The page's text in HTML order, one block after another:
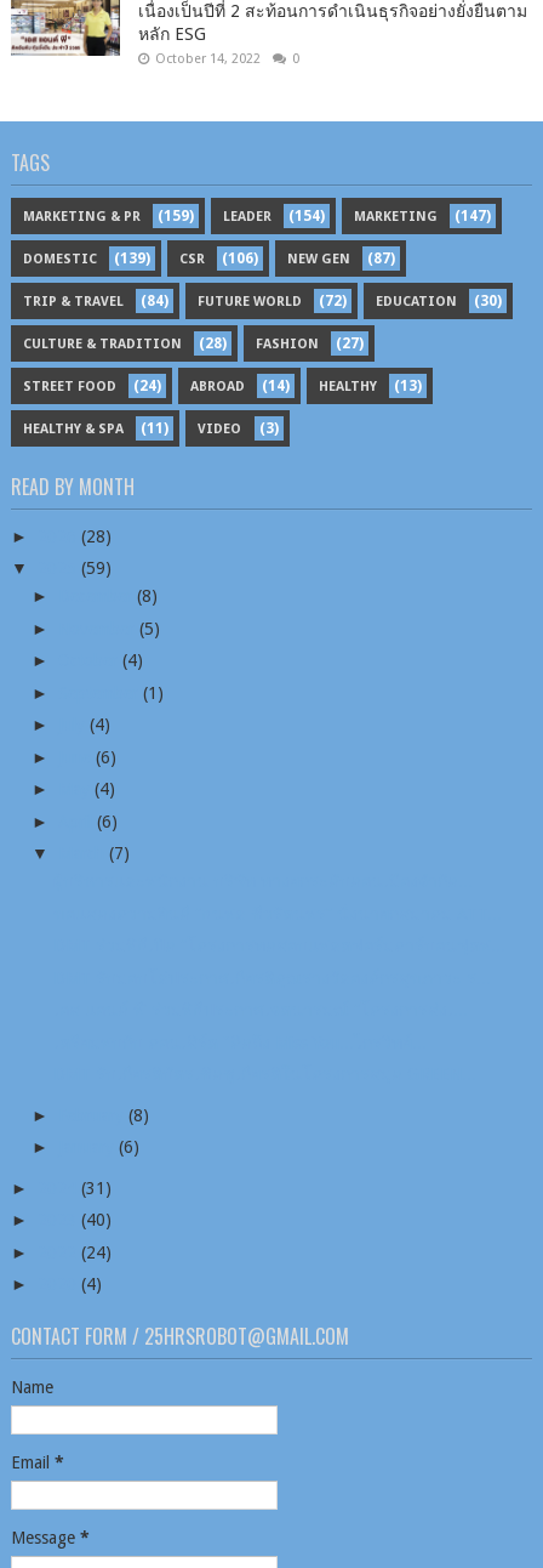
เนื่องเป็นปีที่ 2 สะท้อนการดำเนินธุรกิจอย่างยั่งยืนตาม
หลัก ESG
October 14, 2022 0
TAGS
MARKETING & PR (159) LEADER (154) MARKETING (147)
DOMESTIC (139) CSR (106) NEW GEN (87)
TRIP & TRAVEL (84) FUTURE WORLD (72) EDUCATION (30)
CULTURE & TRADITION (28) FASHION (27)
STREET FOOD (24) ABROAD (14) HEALTHY (13)
HEALTHY & SPA (11) VIDEO (3)
READ BY MONTH
►
(28)
▼
(59)
►
(8)
►
(5)
►
(4)
►
(1)
►
(4)
►
(6)
►
(4)
►
(6)
▼
(7)
►
(8)
►
(6)
►
(31)
►
(40)
►
(24)
►
(4)
CONTACT FORM / 25HRSROBOT@GMAIL.COM
Name
Email *
Message *